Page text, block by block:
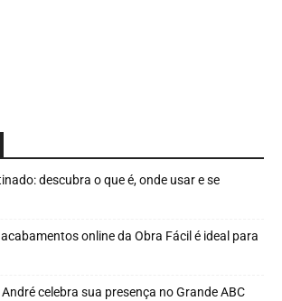
descubra o que é, onde usar e se
online da Obra Fácil é ideal para
celebra sua presença no Grande ABC